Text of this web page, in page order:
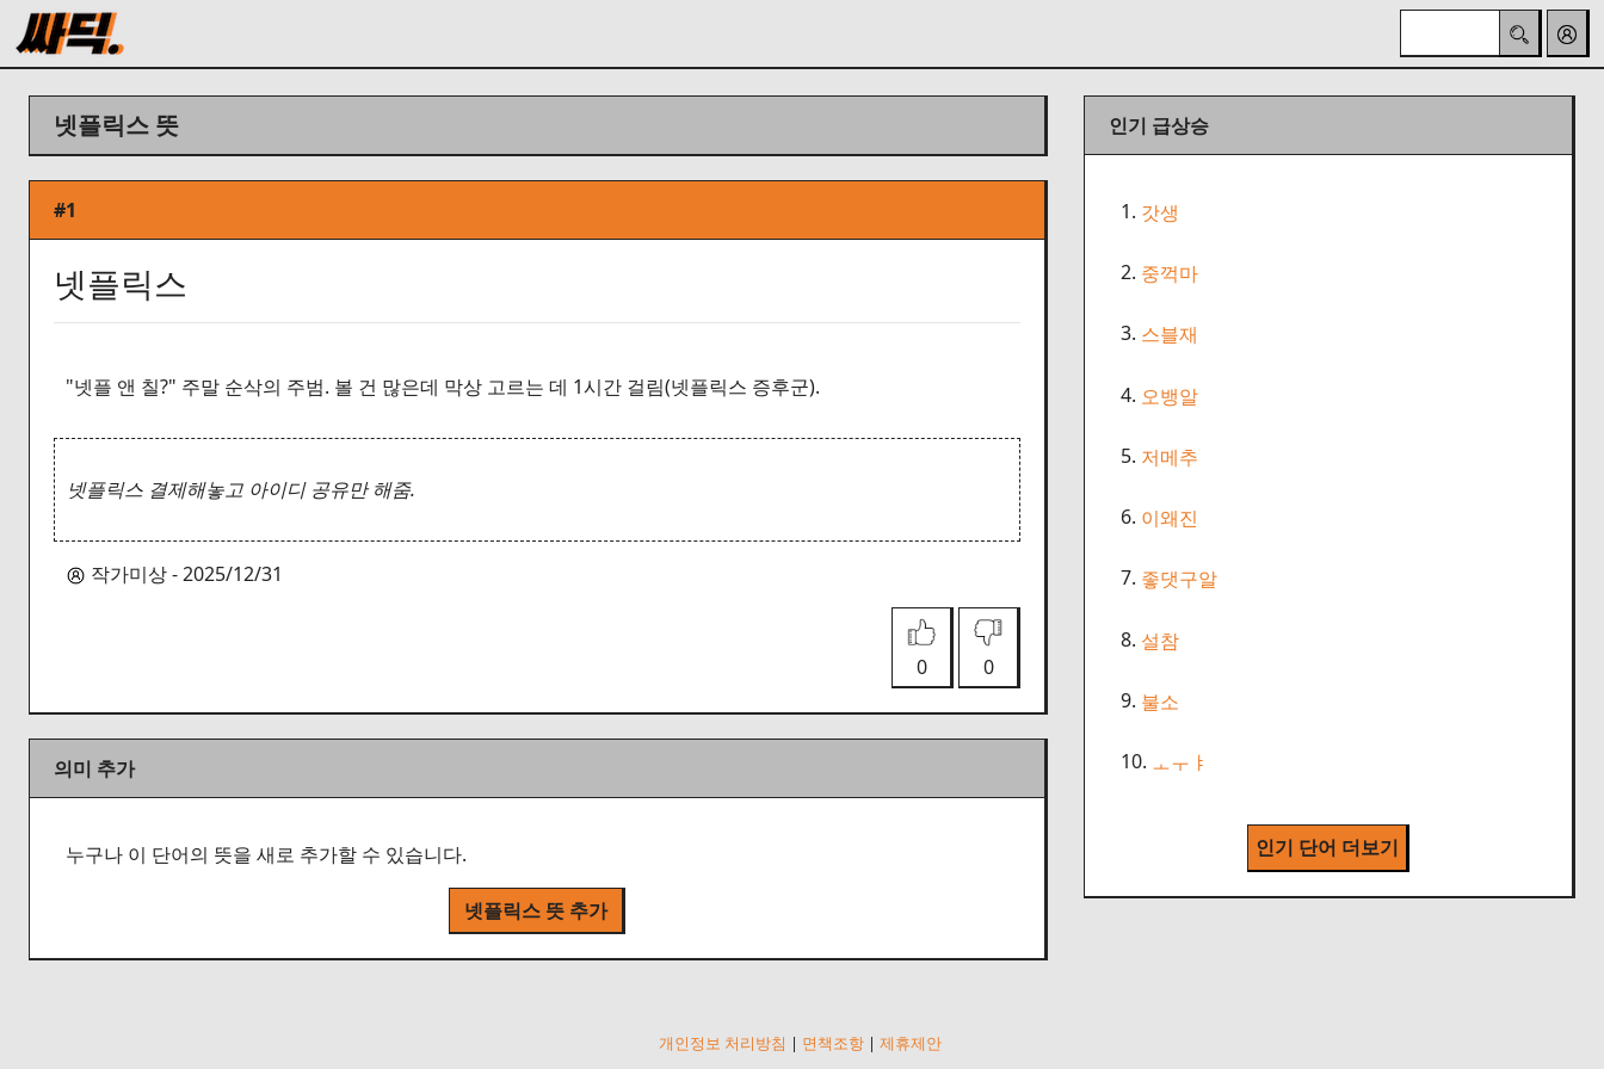
넷플릭스 뜻
#1
넷플릭스
"넷플 앤 칠?" 주말 순삭의 주범. 볼 건 많은데 막상 고르는 데 1시간 걸림(넷플릭스 증후군).
넷플릭스 결제해놓고 아이디 공유만 해줌.
작가미상 - 2025/12/31
0 0
의미 추가
누구나 이 단어의 뜻을 새로 추가할 수 있습니다.
넷플릭스 뜻 추가
인기 급상승
1. 갓생
2. 중꺽마
3. 스블재
4. 오뱅알
5. 저메추
6. 이왜진
7. 좋댓구알
8. 설참
9. 불소
10. ㅗㅜㅑ
인기 단어 더보기
개인정보 처리방침 | 면책조항 | 제휴제안